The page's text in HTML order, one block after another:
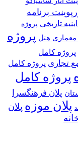
برنامه
تاریخی پروژه
معماری هتل پروژه
پروژه کامل
تجاری پروژه کامل
پروژه کامل
پلان فرهنگسرا
پلان موزه پلان